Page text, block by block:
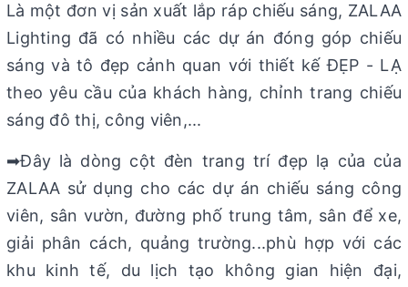
Là một đơn vị sản xuất lắp ráp chiếu sáng, ZALAA
Lighting đã có nhiều các dự án đóng góp chiếu
sáng và tô đẹp cảnh quan với thiết kế ĐẸP - LẠ
theo yêu cầu của khách hàng, chỉnh trang chiếu
sáng đô thị, công viên,...
➡Đây là dòng cột đèn trang trí đẹp lạ của của
ZALAA sử dụng cho các dự án chiếu sáng công
viên, sân vườn, đường phố trung tâm, sân để xe,
giải phân cách, quảng trường...phù hợp với các
khu kinh tế, du lịch tạo không gian hiện đại,